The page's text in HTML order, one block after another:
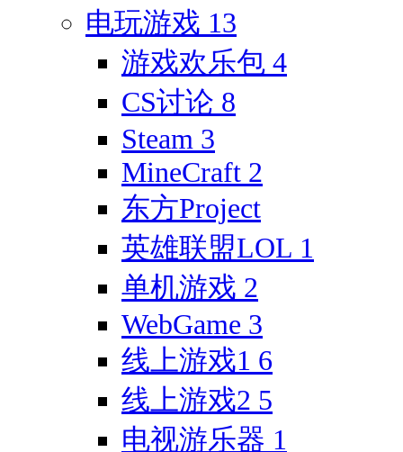
电玩游戏 13
游戏欢乐包 4
CS讨论 8
Steam 3
MineCraft 2
东方Project
英雄联盟LOL 1
单机游戏 2
WebGame 3
线上游戏1 6
线上游戏2 5
电视游乐器 1